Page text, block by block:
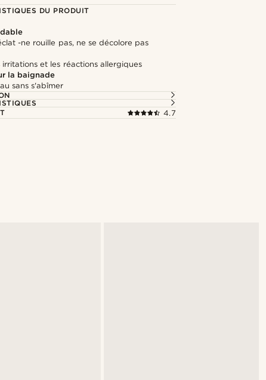
DU PRODUIT
-ne rouille pas, ne se décolore pas
irritations et les réactions allergiques
la baignade
sans s'abîmer
4.7